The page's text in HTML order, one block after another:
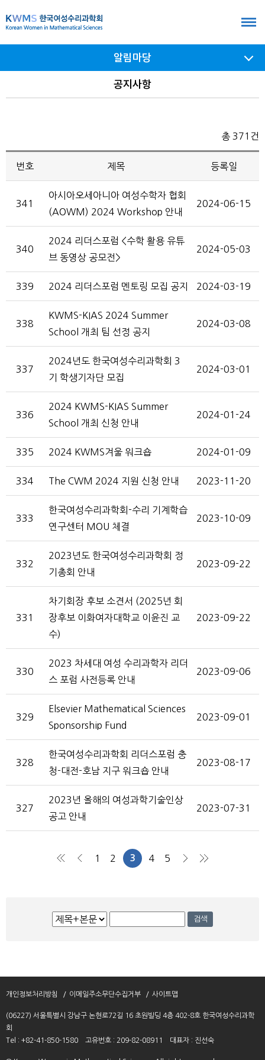
문
가
여닫기
알림마당
공지사항
총 371건
번호 제목 등록일
341
아시아오세아니아 여성수학자 협회
(AOWM) 2024 Workshop 안내
2024-06-15
340
2024 리더스포럼 <수학 활용 유튜
브 동영상 공모전>
2024-05-03
339 2024 리더스포럼 멘토링 모집 공지 2024-03-19
338
KWMS-KIAS 2024 Summer
School 개최 팀 선정 공지
2024-03-08
337
2024년도 한국여성수리과학회 3
기 학생기자단 모집
2024-03-01
336
2024 KWMS-KIAS Summer
School 개최 신청 안내
2024-01-24
335 2024 KWMS겨울 워크숍 2024-01-09
334 The CWM 2024 지원 신청 안내 2023-11-20
333
한국여성수리과학회-수리 기계학습
연구센터 MOU 체결
2023-10-09
332
2023년도 한국여성수리과학회 정
기총회 안내
2023-09-22
331
차기회장 후보 소견서 (2025년 회
장후보 이화여자대학교 이윤진 교
수)
2023-09-22
330
2023 차세대 여성 수리과학자 리더
스 포럼 사전등록 안내
2023-09-06
329
Elsevier Mathematical Sciences
Sponsorship Fund
2023-09-01
328
한국여성수리과학회 리더스포럼 충
청-대전-호남 지구 워크숍 안내
2023-08-17
327
2023년 올해의 여성과학기술인상
공고 안내
2023-07-31
1 2 3 4 5
검색
개인정보처리방침 이메일주소무단수집거부 사이트맵
(06227) 서울특별시 강남구 논현로72길 16 초원빌딩 4층 402-8호 한국여성수리과학
회
Tel : +82-41-850-1580
고유번호 : 209-82-08911 대표자 : 진선숙